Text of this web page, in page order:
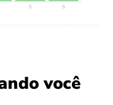
você